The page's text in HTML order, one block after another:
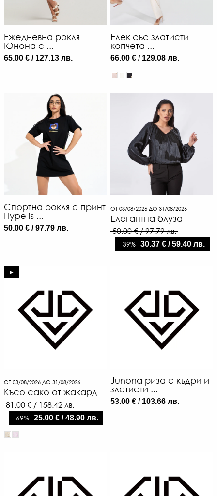
Ежедневна рокля
Юнона с ...
65.00 € / 127.13 лв.
Елек със златисти
копчета ...
66.00 € / 129.08 лв.
Спортна рокля с принт
Hype is ...
50.00 € / 97.79 лв.
ОТ 03/08/2026 ДО 31/08/2026
Елегантна блуза
50.00 € / 97.79 лв.
-39% 30.37 € / 59.40 лв.
►
ОТ 03/08/2026 ДО 31/08/2026
Късо сако от жакард
81.00 € / 158.42 лв.
-69% 25.00 € / 48.90 лв.
Junona риза с къдри и
златисти ...
53.00 € / 103.66 лв.